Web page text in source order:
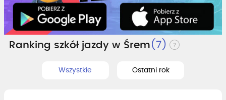
Ranking szkół jazdy w Śrem (7)
Wszystkie Ostatni rok